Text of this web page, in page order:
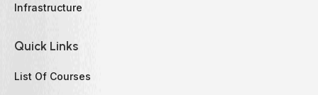
Infrastructure
Quick Links
List Of Courses